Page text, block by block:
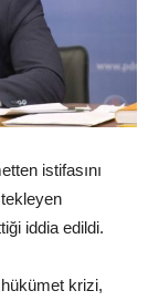
istifasını
iddia edildi.
krizi,